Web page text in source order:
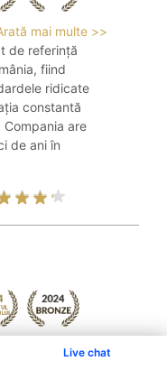
Live chat
mai multe >>
de referință
fiind
ridicate
constantă
are
de ani în
Arată mai multe >>